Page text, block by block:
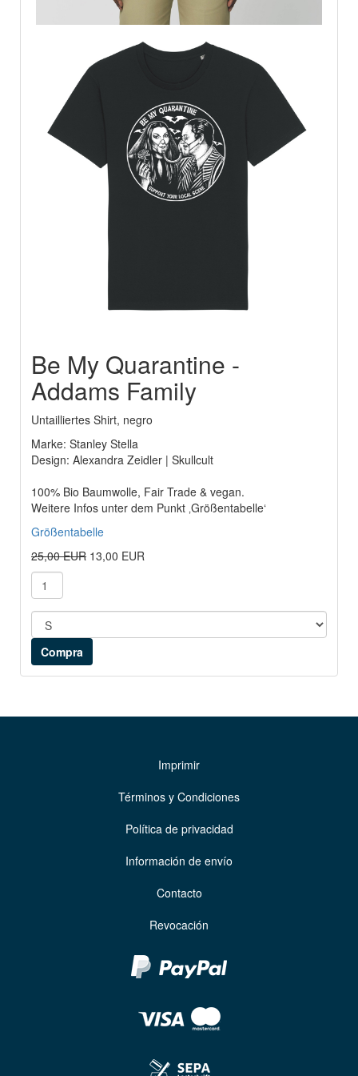
Be My Quarantine -
Addams Family
Untailliertes Shirt, negro
Marke: Stanley Stella
Design: Alexandra Zeidler | Skullcult
100% Bio Baumwolle, Fair Trade & vegan.
Weitere Infos unter dem Punkt ‚Größentabelle‘
Größentabelle
25,00 EUR 13,00 EUR
Imprimir
Términos y Condiciones
Política de privacidad
Información de envío
Contacto
Revocación